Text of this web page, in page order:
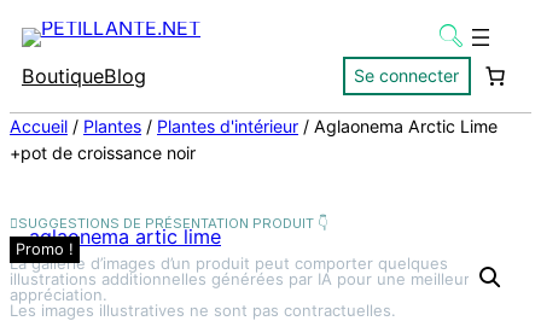
BoutiqueBlog Se connecter
Accueil / Plantes / Plantes d'intérieur / Aglaonema Arctic Lime
+pot de croissance noir
Promo !
La gallerie d’images d’un produit peut comporter quelques
illustrations additionnelles générées par IA pour une meilleure
appréciation.
Les images illustratives ne sont pas contractuelles.